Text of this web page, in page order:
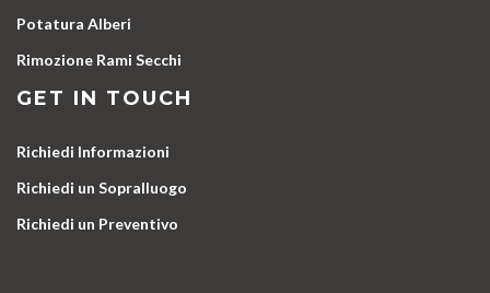
Potatura Alberi
Rimozione Rami Secchi
GET IN TOUCH
Richiedi Informazioni
Richiedi un Sopralluogo
Richiedi un Preventivo